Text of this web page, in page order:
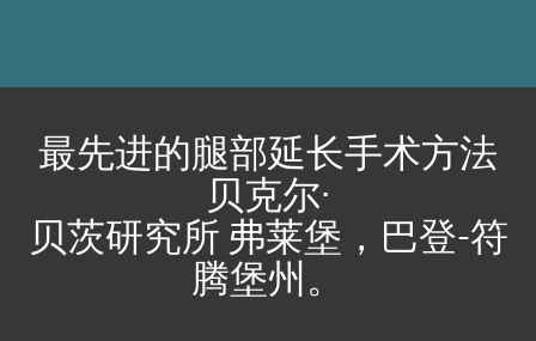
最先进的腿部延长手术方法
贝克尔·
贝茨研究所 弗莱堡，巴登-符
腾堡州。